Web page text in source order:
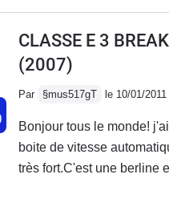
par exemple.
CLASSE E 3
(2007)
Par §mus517gT le 10/01/2011
Bonjour tous le monde!
boite de vitesse
très fort.C'est une berline